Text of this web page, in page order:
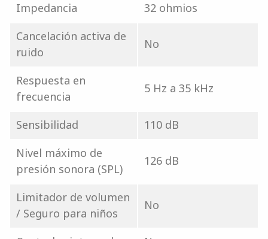
Impedancia
32 ohmios
Cancelación activa de
ruido
No
Respuesta en
frecuencia
5 Hz a 35 kHz
Sensibilidad
110 dB
Nivel máximo de
presión sonora (SPL)
126 dB
Limitador de volumen
/ Seguro para niños
No